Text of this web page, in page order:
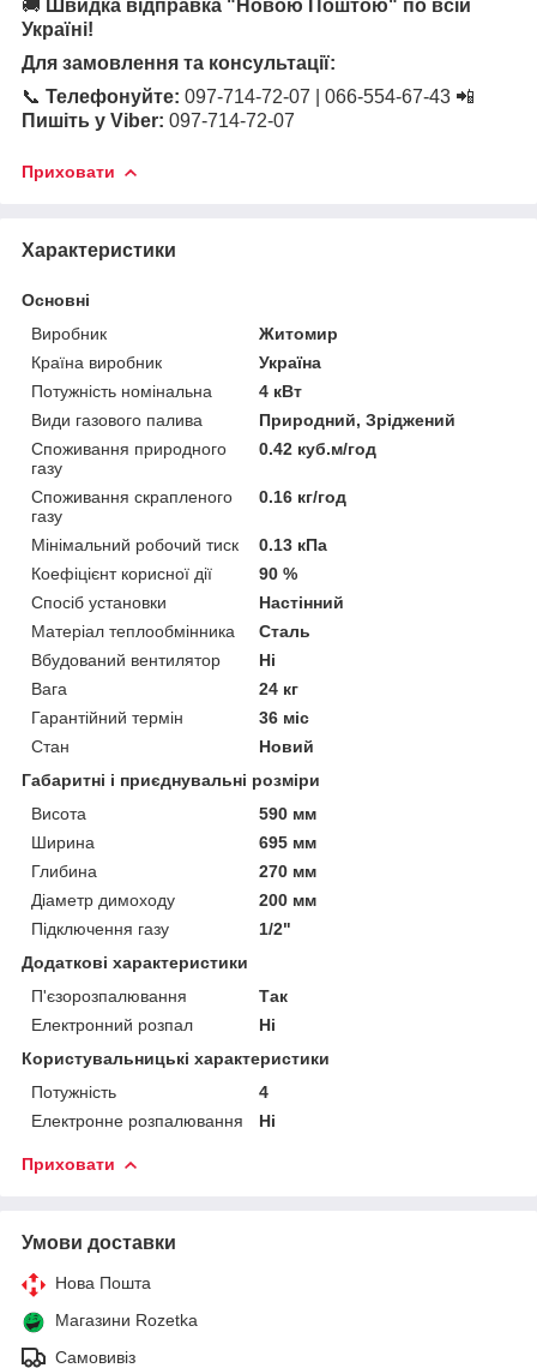
🚚 Швидка відправка "Новою Поштою" по всій
Україні!
Для замовлення та консультації:
📞 Телефонуйте: 097-714-72-07 | 066-554-67-43 📲
Пишіть у Viber: 097-714-72-07
Приховати
Характеристики
Основні
Виробник
Житомир
Країна виробник
Україна
Потужність номінальна
4 кВт
Види газового палива
Природний, Зріджений
Споживання природного
газу
0.42 куб.м/год
Споживання скрапленого
газу
0.16 кг/год
Мінімальний робочий тиск
0.13 кПа
Коефіцієнт корисної дії
90 %
Спосіб установки
Настінний
Матеріал теплообмінника
Сталь
Вбудований вентилятор
Ні
Вага
24 кг
Гарантійний термін
36 міс
Стан
Новий
Габаритні і приєднувальні розміри
Висота
590 мм
Ширина
695 мм
Глибина
270 мм
Діаметр димоходу
200 мм
Підключення газу
1/2"
Додаткові характеристики
П'єзорозпалювання
Так
Електронний розпал
Ні
Користувальницькі характеристики
Потужність
4
Електронне розпалювання
Ні
Приховати
Умови доставки
Нова Пошта
Магазини Rozetka
Самовивіз